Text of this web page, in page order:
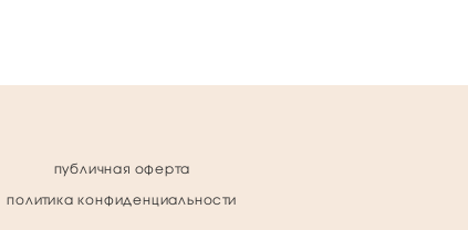
публичная оферта
политика конфиденциальности